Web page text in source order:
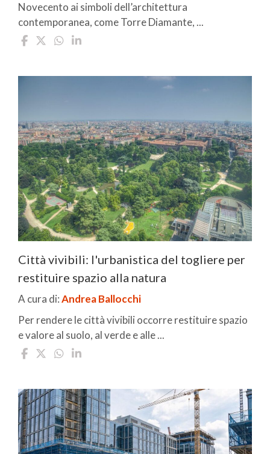
Novecento ai simboli dell’architettura
contemporanea, come Torre Diamante, ...
Città vivibili: l'urbanistica del togliere per
restituire spazio alla natura
A cura di:Andrea Ballocchi
Per rendere le città vivibili occorre restituire spazio
e valore al suolo, al verde e alle ...